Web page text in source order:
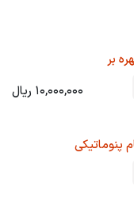
بر
10,000,000 ریال
پنوماتیکی